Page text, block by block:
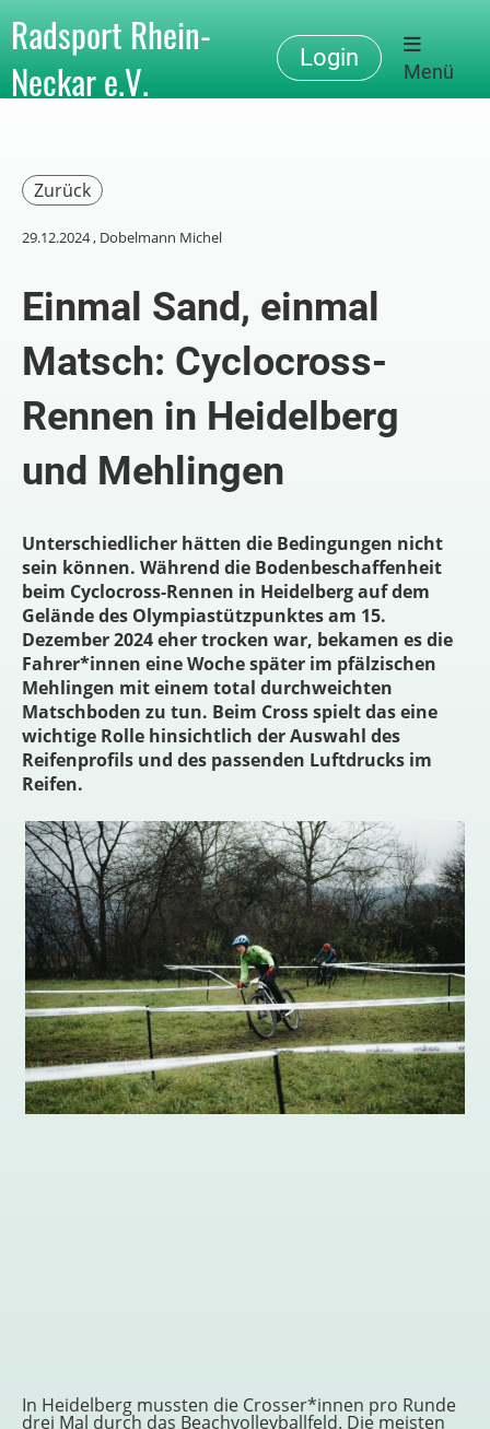
Radsport Rhein-
Neckar e.V.
Login
Menü
Zurück
29.12.2024, Dobelmann Michel
Einmal Sand, einmal
Matsch: Cyclocross-
Rennen in Heidelberg
und Mehlingen
Unterschiedlicher hätten die Bedingungen nicht
sein können. Während die Bodenbeschaffenheit
beim Cyclocross-Rennen in Heidelberg auf dem
Gelände des Olympiastützpunktes am 15.
Dezember 2024 eher trocken war, bekamen es die
Fahrer*innen eine Woche später im pfälzischen
Mehlingen mit einem total durchweichten
Matschboden zu tun. Beim Cross spielt das eine
wichtige Rolle hinsichtlich der Auswahl des
Reifenprofils und des passenden Luftdrucks im
Reifen.
In Heidelberg mussten die Crosser*innen pro Runde
drei Mal durch das Beachvolleyballfeld. Die meisten